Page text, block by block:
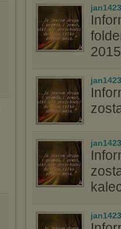
jan1423
jan1423
jan1423
jan1423